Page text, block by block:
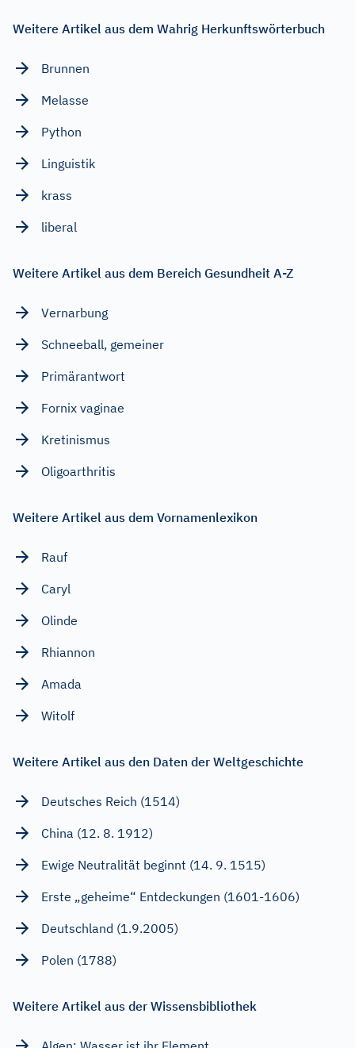
Weitere Artikel aus dem Wahrig Herkunftswörterbuch
Brunnen
Melasse
Python
Linguistik
krass
liberal
Weitere Artikel aus dem Bereich Gesundheit A-Z
Vernarbung
Schneeball, gemeiner
Primärantwort
Fornix vaginae
Kretinismus
Oligoarthritis
Weitere Artikel aus dem Vornamenlexikon
Rauf
Caryl
Olinde
Rhiannon
Amada
Witolf
Weitere Artikel aus den Daten der Weltgeschichte
Deutsches Reich (1514)
China (12. 8. 1912)
Ewige Neutralität beginnt (14. 9. 1515)
Erste „geheime“ Entdeckungen (1601-1606)
Deutschland (1.9.2005)
Polen (1788)
Weitere Artikel aus der Wissensbibliothek